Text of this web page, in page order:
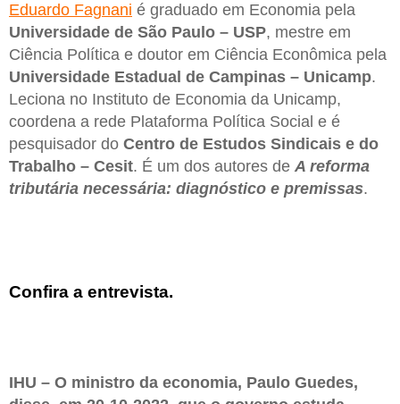
Eduardo Fagnani é graduado em Economia pela
Universidade de São Paulo – USP, mestre em
Ciência Política e doutor em Ciência Econômica pela
Universidade Estadual de Campinas – Unicamp.
Leciona no Instituto de Economia da Unicamp,
coordena a rede Plataforma Política Social e é
pesquisador do Centro de Estudos Sindicais e do
Trabalho – Cesit. É um dos autores de A reforma
tributária necessária: diagnóstico e premissas.
Confira a entrevista.
IHU – O ministro da economia, Paulo Guedes,